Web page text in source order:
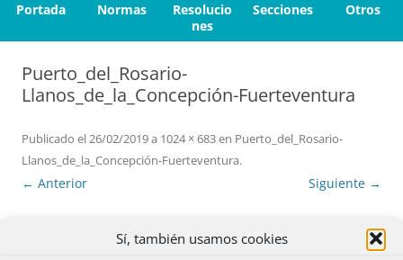
Sí, también usamos cookies
Portada Normas
Resolucio
nes
Secciones Otros
Puerto_del_Rosario-
Llanos_de_la_Concepción-Fuerteventura
Publicado el26/02/2019a 1024 × 683en Puerto_del_Rosario-
Llanos_de_la_Concepción-Fuerteventura.
← Anterior Siguiente →